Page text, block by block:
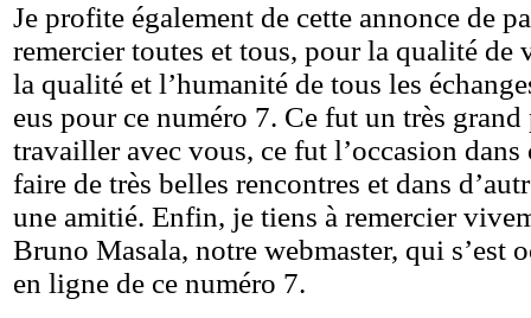
Je profite également de cette annonce de
remercier toutes et tous, pour la qualité de
la qualité et l’humanité de tous les
eus pour ce numéro 7. Ce fut un très
travailler avec vous, ce fut l’occasion dans
faire de très belles rencontres et dans
une amitié. Enfin, je tiens à remercier
Bruno Masala, notre webmaster, qui s’est
en ligne de ce numéro 7.